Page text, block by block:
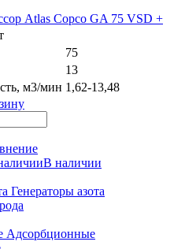
Atlas Copco GA 75 VSD +
75
13
м3/мин 1,62-13,48
В наличии
Генераторы азота
Адсорбционные